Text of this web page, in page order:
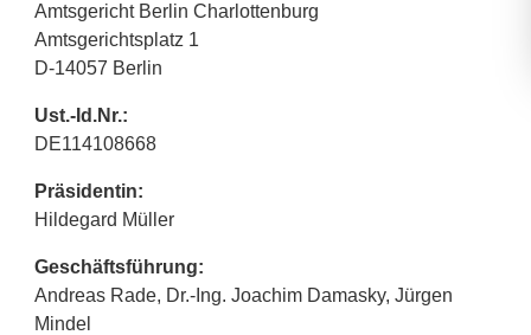
Amtsgericht Berlin Charlottenburg
Amtsgerichtsplatz 1
D-14057 Berlin
Ust.-Id.Nr.:
DE114108668
Präsidentin:
Hildegard Müller
Geschäftsführung:
Andreas Rade, Dr.-Ing. Joachim Damasky, Jürgen
Mindel